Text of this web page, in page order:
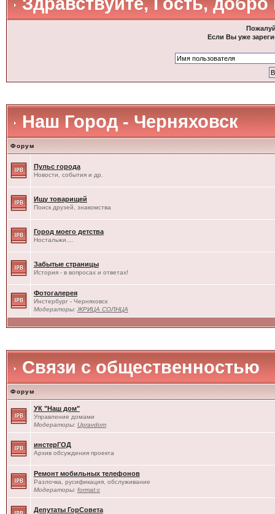
Если Вы уже
Наш Город - Черняховск
Форум
Пульс города
Новости, события и др.
Ищу товарищей
Поиск друзей, знакомства
Город моего детства
Ностальжи....
Забытые страницы
История - в вопросах и ответах!
Фотогалерея
Инстербург - Черняховск
Модераторы: ЖРИЦА СОЛНЦА
Связи с общественностью
Форум
УК "Наш дом"
Управление домами
Модераторы: Upravdom
инстерГОД
Архив обсуждения проекта
Ремонт мобильных телефонов
Разлочка, русификация, обслуживание
Модераторы: format:c
Депутаты ГорСовета